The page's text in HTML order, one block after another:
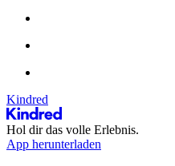
Kindred
Hol dir das volle Erlebnis.
App herunterladen